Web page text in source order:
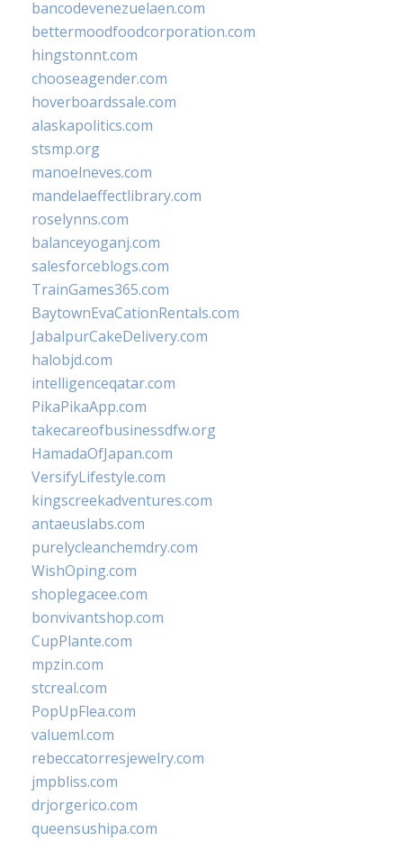
bancodevenezuelaen.com
bettermoodfoodcorporation.com
hingstonnt.com
chooseagender.com
hoverboardssale.com
alaskapolitics.com
stsmp.org
manoelneves.com
mandelaeffectlibrary.com
roselynns.com
balanceyoganj.com
salesforceblogs.com
TrainGames365.com
BaytownEvaCationRentals.com
JabalpurCakeDelivery.com
halobjd.com
intelligenceqatar.com
PikaPikaApp.com
takecareofbusinessdfw.org
HamadaOfJapan.com
VersifyLifestyle.com
kingscreekadventures.com
antaeuslabs.com
purelycleanchemdry.com
WishOping.com
shoplegacee.com
bonvivantshop.com
CupPlante.com
mpzin.com
stcreal.com
PopUpFlea.com
valueml.com
rebeccatorresjewelry.com
jmpbliss.com
drjorgerico.com
queensushipa.com